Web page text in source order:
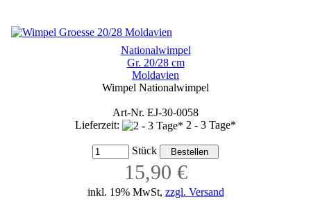
Nationalwimpel
Gr. 20/28 cm
Moldavien
Wimpel Nationalwimpel
Art-Nr. EJ-30-0058
Lieferzeit:
2 - 3 Tage*
Stück
15,90 €
inkl. 19% MwSt, zzgl. Versand